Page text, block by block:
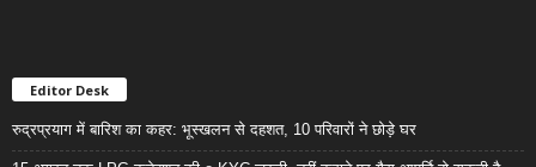
Editor Desk
रुद्रप्रयाग में बारिश का कहर: भूस्खलन से दहशत, 10 परिवारों ने छोड़े घर